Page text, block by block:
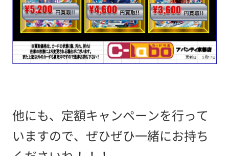
他にも、定額キャンペーンを行って
いますので、ぜひぜひ一緒にお持ち